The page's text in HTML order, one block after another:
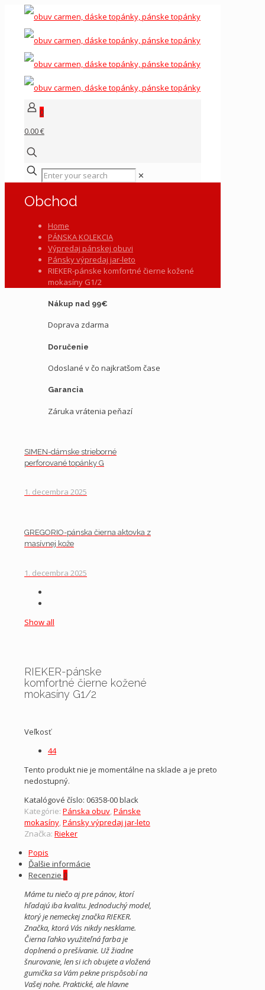
0
0.00 €
✕
Obchod
Home
PÁNSKA KOLEKCIA
Výpredaj pánskej obuvi
Pánsky výpredaj jar-leto
RIEKER-pánske komfortné čierne kožené
mokasíny G1/2
Nákup nad 99€
Doprava zdarma
Doručenie
Odoslané v čo najkratšom čase
Garancia
Záruka vrátenia peňazí
SIMEN-dámske strieborné
perforované topánky G
1. decembra 2025
GREGORIO-pánska čierna aktovka z
masívnej kože
1. decembra 2025
Show all
RIEKER-pánske
komfortné čierne kožené
mokasíny G1/2
Veľkosť
44
Tento produkt nie je momentálne na sklade a je preto
nedostupný.
Katalógové číslo: 06358-00 black
Kategórie: Pánska obuv,Pánske
mokasíny,Pánsky výpredaj jar-leto
Značka: Rieker
Popis
Ďalšie informácie
Recenzie 0
Máme tu niečo aj pre pánov, ktorí
hľadajú iba kvalitu. Jednoduchý model,
ktorý je nemeckej značka RIEKER.
Značka, ktorá Vás nikdy nesklame.
Čierna ľahko využiteľná farba je
doplnená o prešívanie. Už žiadne
šnurovanie, len si ich obujete a vložená
gumička sa Vám pekne prispôsobí na
Vašej nohe. Praktické, ale hlavne